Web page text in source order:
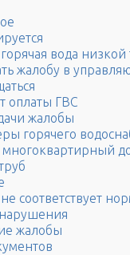
вода
жалобу в
оплаты ГВС
жалобы
горячего
многоквартирный
соответствует
жалобы